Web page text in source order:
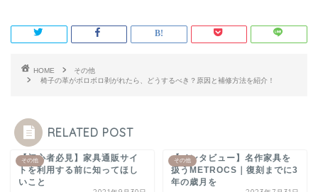
HOME
その他
椅子の革がボロボロ剥がれたら、どうするべき？原因と補修方法を紹介！
RELATED POST
その他
【初心者必見】家具通販サイ
トを利用する前に知ってほし
いこと
その他
【インタビュー】名作家具を
扱うMETROCS｜復刻までに3
年の歳月を